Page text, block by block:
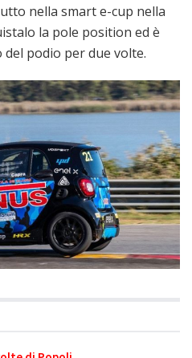
nella smart e-cup nella
la pole position ed è
podio per due volte.